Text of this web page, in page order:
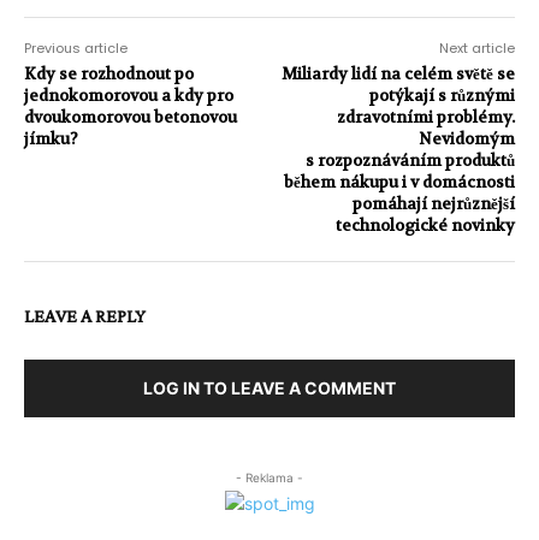
Previous article
Kdy se rozhodnout po
jednokomorovou a kdy pro
dvoukomorovou betonovou
jímku?
Next article
Miliardy lidí na celém světě se
potýkají s různými
zdravotními problémy.
Nevidomým
s rozpoznáváním produktů
během nákupu i v domácnosti
pomáhají nejrůznější
technologické novinky
LEAVE A REPLY
LOG IN TO LEAVE A COMMENT
- Reklama -